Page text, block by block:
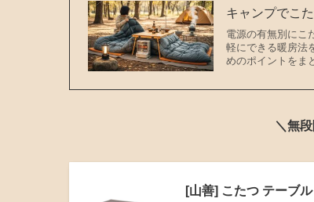
キャンプでこ
電源の有無別にこ
軽にできる暖房法
めのポイントをま
＼無
[山善] こたつ テーブ